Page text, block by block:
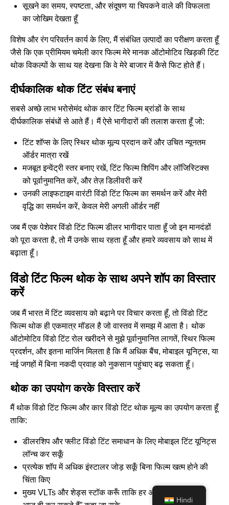
सूखने का समय, स्पष्टता, और संदूषण या चिपकने वाले की विफलता
का जोखिम देखता हूँ
विशेष और रंग परिवर्तन कार्य के लिए, मैं संबंधित उत्पादों का परीक्षण करता हूँ
जैसे कि एक प्रीमियमचमेली कार फिल्ममेरे मानक ऑटोमोटिव खिड़की टिंट
थोक विकल्पों के साथ यह देखना कि वे मेरे बाजार में कैसे फिट होते हैं।
दीर्घकालिक थोक टिंट संबंध बनाएं
सबसे अच्छे लाभ भरोसेमंद थोक कार टिंट फिल्म ब्रांडों के साथ
दीर्घकालिक संबंधों से आते हैं। मैं ऐसे भागीदारों की तलाश करता हूँ जो:
टिंट शॉप्स के लिए स्थिर थोक मूल्य प्रदान करें और उचित न्यूनतम
ऑर्डर मात्रा रखें
मजबूत इन्वेंट्री स्तर बनाए रखें, टिंट फिल्म शिपिंग और लॉजिस्टिक्स
को पूर्वानुमानित करें, और तेज़ डिलीवरी करें
उनकी लाइफटाइम वारंटी विंडो टिंट फिल्म का समर्थन करें और मेरी
वृद्धि का समर्थन करें, केवल मेरी अगली ऑर्डर नहीं
जब मैं एक पेशेवर विंडो टिंट फिल्म डीलर भागीदार पाता हूँ जो इन मानदंडों
को पूरा करता है, तो मैं उनके साथ रहता हूँ और हमारे व्यवसाय को साथ में
बढ़ाता हूँ।
विंडो टिंट फिल्म थोक के साथ अपने शॉप का विस्तार
करें
जब मैं भारत में टिंट व्यवसाय को बढ़ाने पर विचार करता हूँ, तो विंडो टिंट
फिल्म थोक ही एकमात्र मॉडल है जो वास्तव में समझ में आता है। थोक
ऑटोमोटिव विंडो टिंट रोल खरीदने से मुझे पूर्वानुमानित लागतें, स्थिर फिल्म
प्रदर्शन, और इतना मार्जिन मिलता है कि मैं अधिक बैंच, मोबाइल यूनिट्स, या
नई जगहों में बिना नकदी प्रवाह को नुकसान पहुंचाए बढ़ सकता हूँ।
थोक का उपयोग करके विस्तार करें
मैं थोक विंडो टिंट फिल्म और कार विंडो टिंट थोक मूल्य का उपयोग करता हूँ
ताकि:
डीलरशिप और फ्लीट विंडो टिंट समाधान के लिए मोबाइल टिंट यूनिट्स
लॉन्च कर सकूँ
प्रत्येक शॉप में अधिक इंस्टालर जोड़ सकूँ बिना फिल्म खत्म होने की
चिंता किए
मुख्य VLTs और शेड्स स्टॉक करूँ ताकि हर अपॉइंटमेंट में “हाँ, हम
Hindi